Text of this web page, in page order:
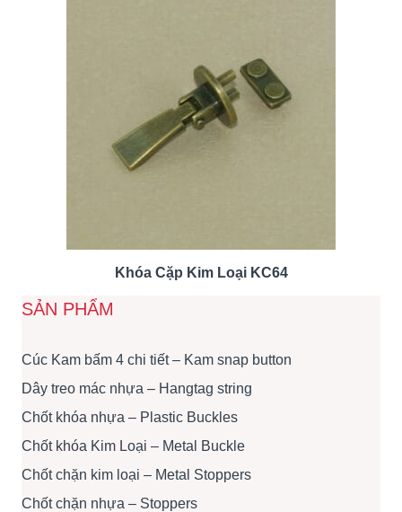
Khóa Cặp Kim Loại KC64
SẢN PHẨM
Cúc Kam bấm 4 chi tiết – Kam snap button
Dây treo mác nhựa – Hangtag string
Chốt khóa nhựa – Plastic Buckles
Chốt khóa Kim Loại – Metal Buckle
Chốt chặn kim loại – Metal Stoppers
Chốt chặn nhựa – Stoppers